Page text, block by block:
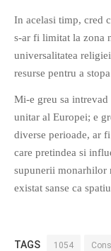
In acelasi timp, cred
s-ar fi limitat la zona
universalitatea
resurse pentru a
Mi-e greu sa
unitar al Europei; e
diverse perioade, ar
care pretindea si
supunerii monarhilor
existat sanse ca
TAGS 1054